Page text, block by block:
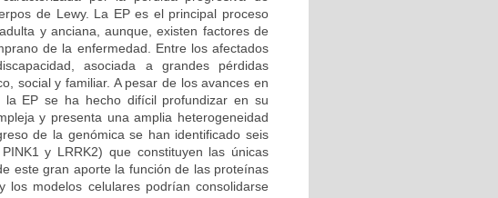
de Lewy. La EP es el principal proceso
y anciana, aunque, existen factores de
de la enfermedad. Entre los afectados
asociada a grandes pérdidas
social y familiar. A pesar de los avances en
EP se ha hecho difícil profundizar en su
y presenta una amplia heterogeneidad
de la genómica se han identificado seis
y LRRK2) que constituyen las únicas
este gran aporte la función de las proteínas
modelos celulares podrían consolidarse